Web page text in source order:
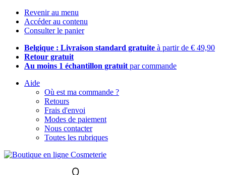
Revenir au menu
Accéder au contenu
Consulter le panier
Belgique : Livraison standard gratuite à partir de € 49,90
Retour gratuit
Au moins 1 échantillon gratuit par commande
Aide
Où est ma commande ?
Retours
Frais d'envoi
Modes de paiement
Nous contacter
Toutes les rubriques